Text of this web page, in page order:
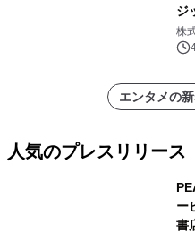
ジ
の
ネ
株
エンタメの
人気のプレスリリース
ー
書